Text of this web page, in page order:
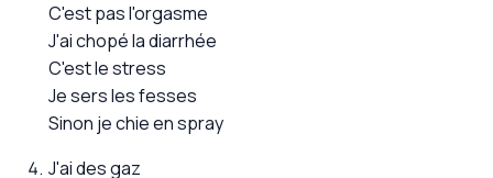
C'est pas l'orgasme
J'ai chopé la diarrhée
C'est le stress
Je sers les fesses
Sinon je chie en spray
J'ai des gaz